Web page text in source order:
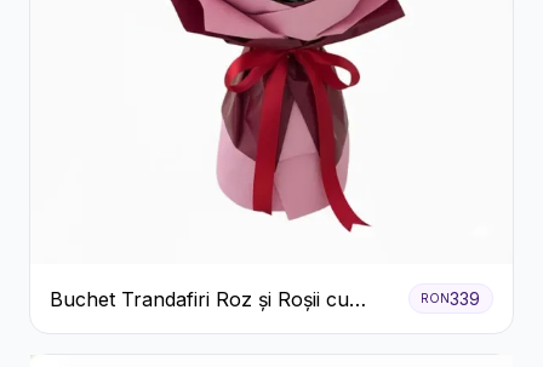
Buchet Trandafiri Roz și Roșii cu
Eucalipt și Gypsophila
RON339